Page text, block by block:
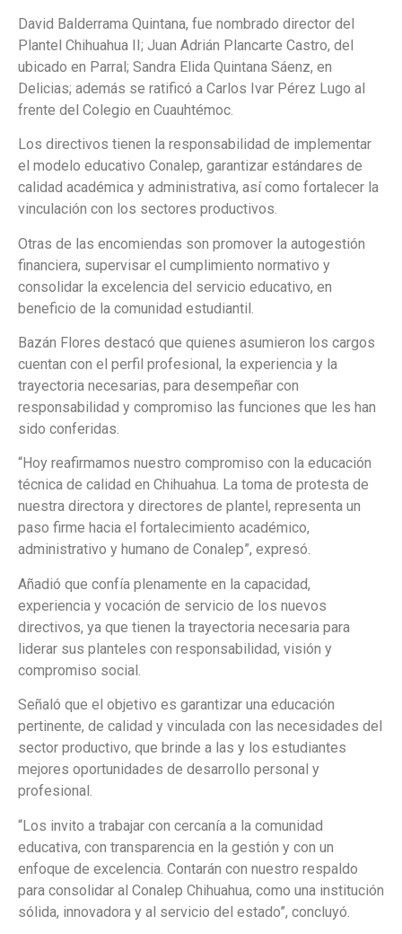
David Balderrama Quintana, fue nombrado director del
Plantel Chihuahua II; Juan Adrián Plancarte Castro, del
ubicado en Parral; Sandra Elida Quintana Sáenz, en
Delicias; además se ratificó a Carlos Ivar Pérez Lugo al
frente del Colegio en Cuauhtémoc.
Los directivos tienen la responsabilidad de implementar
el modelo educativo Conalep, garantizar estándares de
calidad académica y administrativa, así como fortalecer la
vinculación con los sectores productivos.
Otras de las encomiendas son promover la autogestión
financiera, supervisar el cumplimiento normativo y
consolidar la excelencia del servicio educativo, en
beneficio de la comunidad estudiantil.
Bazán Flores destacó que quienes asumieron los cargos
cuentan con el perfil profesional, la experiencia y la
trayectoria necesarias, para desempeñar con
responsabilidad y compromiso las funciones que les han
sido conferidas.
“Hoy reafirmamos nuestro compromiso con la educación
técnica de calidad en Chihuahua. La toma de protesta de
nuestra directora y directores de plantel, representa un
paso firme hacia el fortalecimiento académico,
administrativo y humano de Conalep”, expresó.
Añadió que confía plenamente en la capacidad,
experiencia y vocación de servicio de los nuevos
directivos, ya que tienen la trayectoria necesaria para
liderar sus planteles con responsabilidad, visión y
compromiso social.
Señaló que el objetivo es garantizar una educación
pertinente, de calidad y vinculada con las necesidades del
sector productivo, que brinde a las y los estudiantes
mejores oportunidades de desarrollo personal y
profesional.
“Los invito a trabajar con cercanía a la comunidad
educativa, con transparencia en la gestión y con un
enfoque de excelencia. Contarán con nuestro respaldo
para consolidar al Conalep Chihuahua, como una institución
sólida, innovadora y al servicio del estado”, concluyó.